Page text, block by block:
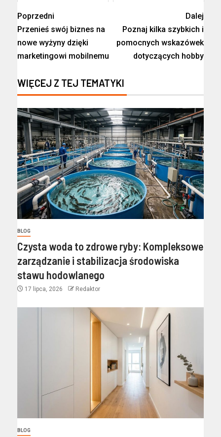
Poprzedni
Przenieś swój biznes na
nowe wyżyny dzięki
marketingowi mobilnemu
Dalej
Poznaj kilka szybkich i
pomocnych wskazówek
dotyczących hobby
WIĘCEJ Z TEJ TEMATYKI
BLOG
Czysta woda to zdrowe ryby: Kompleksowe
zarządzanie i stabilizacja środowiska
stawu hodowlanego
17 lipca, 2026 Redaktor
BLOG